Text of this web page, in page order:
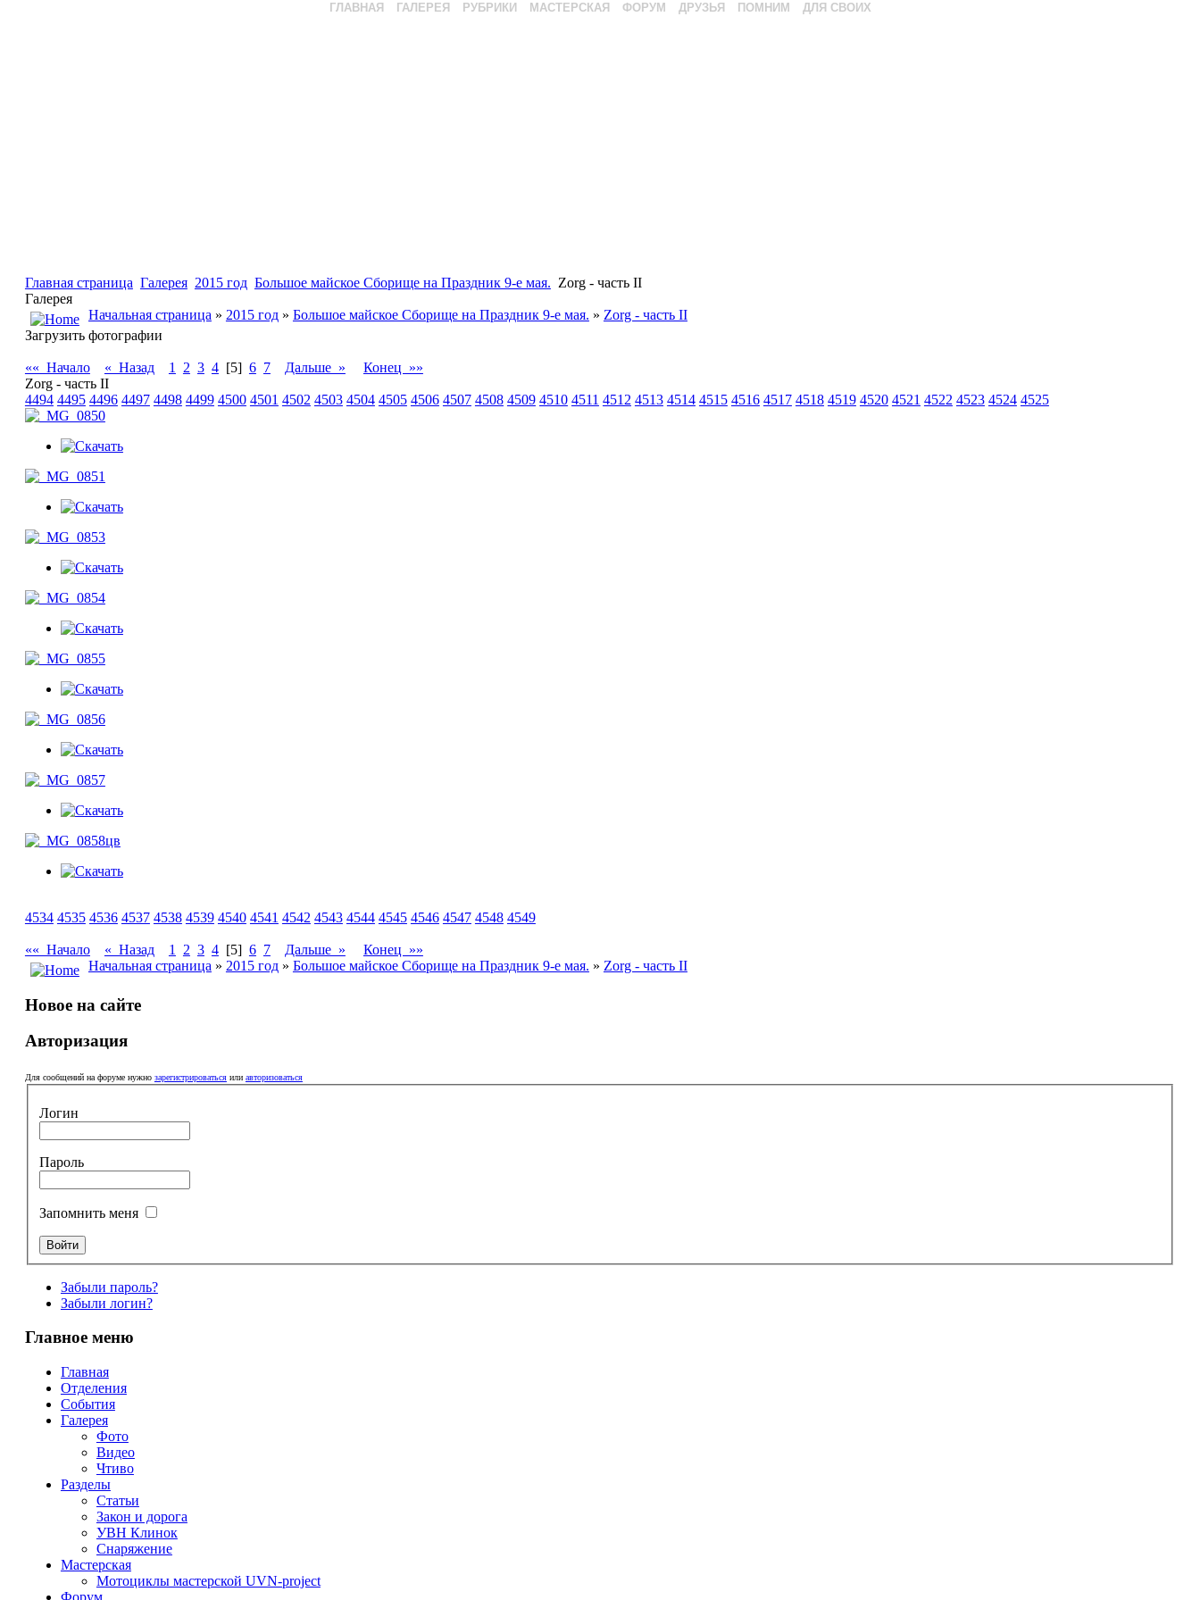
ГЛАВНАЯ ГАЛЕРЕЯ РУБРИКИ МАСТЕРСКАЯ ФОРУМ ДРУЗЬЯ ПОМНИМ ДЛЯ СВОИХ
Главная страница Галерея 2015 год Большое майское Сборище на Праздник 9-е мая. Zorg - часть II
Галерея
Начальная страница » 2015 год» Большое майское Сборище на Праздник 9-е мая. » Zorg - часть II
Загрузить фотографии
«« Начало « Назад 1 2 3 4 [5] 6 7 Дальше »
Конец »»
Zorg - часть II
4494 4495 4496 4497 4498 4499 4500 4501 4502 4503 4504 4505 4506 4507 4508 4509 4510 4511 4512 4513 4514 4515 4516 4517 4518 4519 4520 4521 4522 4523 4524 4525
4534 4535 4536 4537 4538 4539 4540 4541 4542 4543 4544 4545 4546 4547 4548 4549
«« Начало « Назад 1 2 3 4 [5] 6 7 Дальше »
Конец »»
Начальная страница » 2015 год» Большое майское Сборище на Праздник 9-е мая. » Zorg - часть II
Новое на сайте
Авторизация
Для сообщений на форуме нужно зарегистрироватьсяили авторизоваться
Логин
Пароль
Запомнить меня
Забыли пароль?
Забыли логин?
Главное меню
Главная
Отделения
События
Галерея
Фото
Видео
Чтиво
Разделы
Статьи
Закон и дорога
УВН Клинок
Снаряжение
Мастерская
Мотоциклы мастерской UVN-project